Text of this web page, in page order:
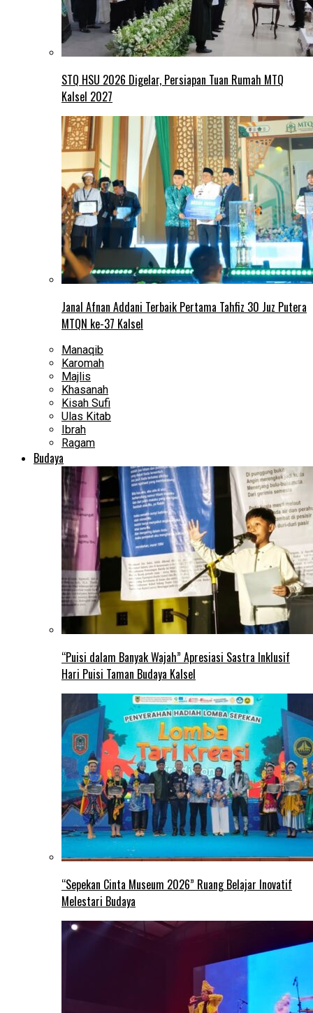
STQ HSU 2026 Digelar, Persiapan Tuan Rumah MTQ
Kalsel 2027
Janal Afnan Addani Terbaik Pertama Tahfiz 30 Juz Putera
MTQN ke-37 Kalsel
Manaqib
Karomah
Majlis
Khasanah
Kisah Sufi
Ulas Kitab
Ibrah
Ragam
Budaya
“Puisi dalam Banyak Wajah” Apresiasi Sastra Inklusif
Hari Puisi Taman Budaya Kalsel
“Sepekan Cinta Museum 2026” Ruang Belajar Inovatif
Melestari Budaya